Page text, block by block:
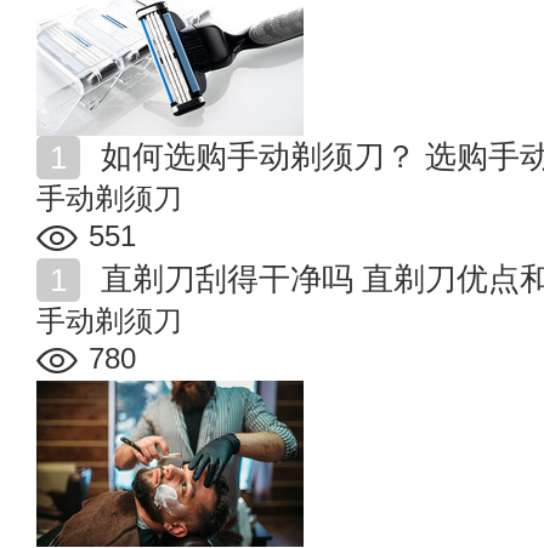
如何选购手动剃须刀？ 选购手
手动剃须刀
551
直剃刀刮得干净吗 直剃刀优点
手动剃须刀
780